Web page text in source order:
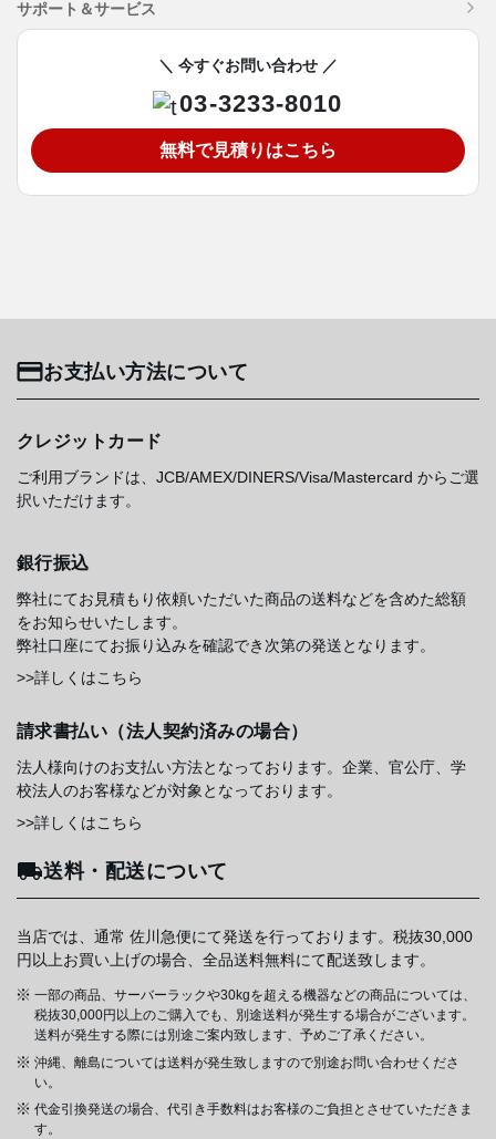
サポート＆サービス
＼ 今すぐお問い合わせ ／
03-3233-8010
無料で見積りはこちら
お支払い方法について
クレジットカード
ご利用ブランドは、JCB/AMEX/DINERS/Visa/Mastercard からご選
択いただけます。
銀行振込
弊社にてお見積もり依頼いただいた商品の送料などを含めた総額
をお知らせいたします。
弊社口座にてお振り込みを確認でき次第の発送となります。
>>詳しくはこちら
請求書払い（法人契約済みの場合）
法人様向けのお支払い方法となっております。企業、官公庁、学
校法人のお客様などが対象となっております。
>>詳しくはこちら
送料・配送について
当店では、通常 佐川急便にて発送を行っております。税抜30,000
円以上お買い上げの場合、全品送料無料にて配送致します。
一部の商品、サーバーラックや30kgを超える機器などの商品については、
税抜30,000円以上のご購入でも、別途送料が発生する場合がございます。
送料が発生する際には別途ご案内致します、予めご了承ください。
沖縄、離島については送料が発生致しますので別途お問い合わせくださ
い。
代金引換発送の場合、代引き手数料はお客様のご負担とさせていただきま
す。